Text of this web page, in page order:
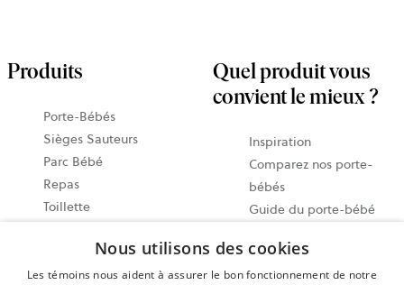
Produits
Porte-Bébés
Sièges Sauteurs
Parc Bébé
Repas
Toillette
Économisez avec des
ensembles
Quel produit vous
convient le mieux ?
Inspiration
Comparez nos porte-
bébés
Guide du porte-bébé
sauteurs
Guide vidéo
Nous utilisons des cookies
Les témoins nous aident à assurer le bon fonctionnement de notre